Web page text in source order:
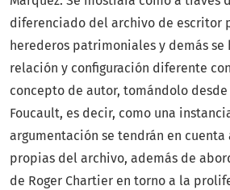
diferenciado del archivo de escritor
herederos patrimoniales y demás se
relación y configuración diferente
concepto de autor, tomándolo
Foucault, es decir, como una
argumentación se tendrán en
propias del archivo, además de
de Roger Chartier en torno a la